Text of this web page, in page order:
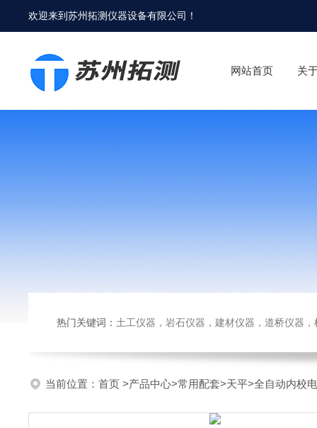
欢迎来到苏州拓测仪器设备有限公司 ！
网站首页 关
热门关键词： 土工仪器，岩石仪器，建材仪器，道桥仪器，检测
当前位置： 首页 >产品中心>常用配套>天平>全自动内校